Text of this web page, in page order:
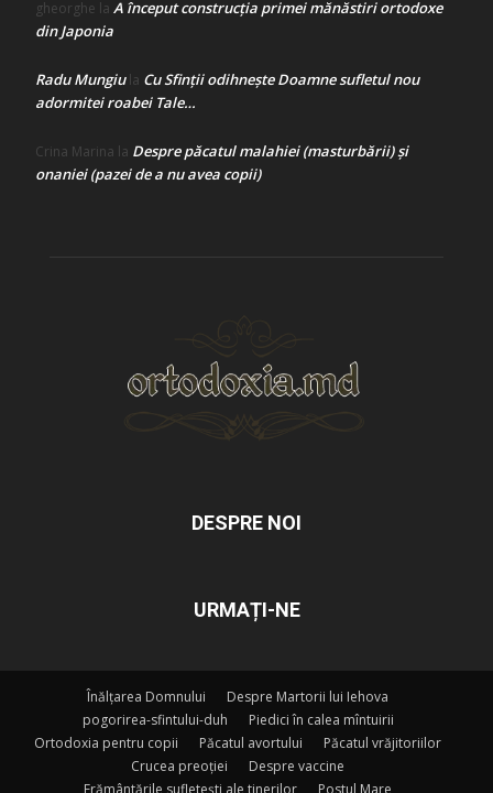
gheorghe la A început construcţia primei mănăstiri ortodoxe
din Japonia
Radu Mungiula Cu Sfinții odihnește Doamne sufletul nou
adormitei roabei Tale…
Crina Marina la Despre păcatul malahiei (masturbării) şi
onaniei (pazei de a nu avea copii)
DESPRE NOI
URMAȚI-NE
Înălțarea Domnului
Despre Martorii lui Iehova
pogorirea-sfintului-duh
Piedici în calea mîntuirii
Ortodoxia pentru copii
Păcatul avortului
Păcatul vrăjitoriilor
Crucea preoției
Despre vaccine